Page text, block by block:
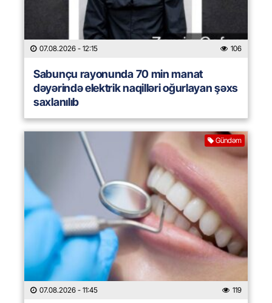
07.08.2026 - 12:15 106
Sabunçu rayonunda 70 min manat
dəyərində elektrik naqilləri oğurlayan şəxs
saxlanılıb
Gündəm
07.08.2026 - 11:45 119